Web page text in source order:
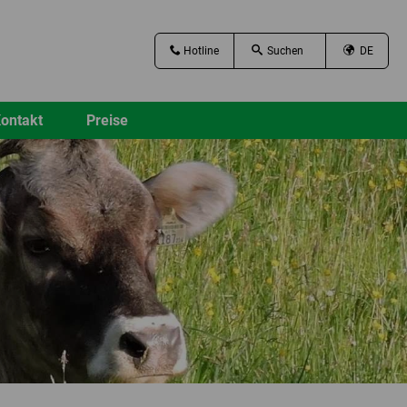
Hotline DE
Preise